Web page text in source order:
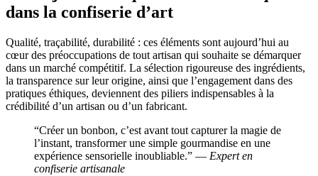
dans la confiserie d’art
Qualité, traçabilité, durabilité : ces éléments sont aujourd’hui au
cœur des préoccupations de tout artisan qui souhaite se démarquer
dans un marché compétitif. La sélection rigoureuse des ingrédients,
la transparence sur leur origine, ainsi que l’engagement dans des
pratiques éthiques, deviennent des piliers indispensables à la
crédibilité d’un artisan ou d’un fabricant.
“Créer un bonbon, c’est avant tout capturer la magie de
l’instant, transformer une simple gourmandise en une
expérience sensorielle inoubliable.” — Expert en
confiserie artisanale